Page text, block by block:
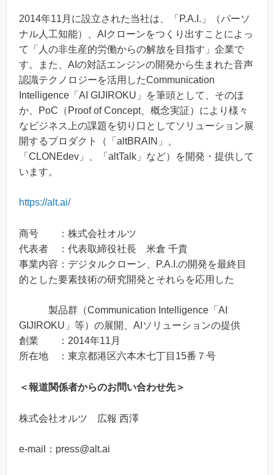
2014年11月に設立された当社は、「P.A.I.」（パーソ
ナル人工知能）、AIクローンをつくり出すことによっ
て「人の非生産的労働からの解放を目指す」企業で
す。また、AIの対話エンジンの開発から生まれた音声
認識テクノロジーを活用したCommunication
Intelligence「AI GIJIROKU」を筆頭として、そのほ
か、PoC（Proof of Concept、概念実証）により様々
なビジネス上の課題を切り口としてソリューション展
開するプロダクト（「altBRAIN」、
「CLONEdev」、「altTalk」など）を開発・提供して
います。
https://alt.ai/
商号 ：株式会社オルツ
代表者 ：代表取締役社長 米倉 千貴
事業内容：デジタルクローン、P.A.I.の開発を最終目
的とした要素技術の研究開発とそれらを応用した
製品群（Communication Intelligence「AI
GIJIROKU」等）の展開、AIソリューションの提供
創業 ：2014年11月
所在地 ：東京都港区六本木七丁目15番７号
＜報道関係者からのお問い合わせ先＞
株式会社オルツ 広報 西澤
e-mail：press@alt.ai